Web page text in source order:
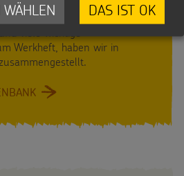
und Materialien, wie etwa
viele wichtige
Werkheft, haben wir in
:
MATERIALIEN
DAS IST OK